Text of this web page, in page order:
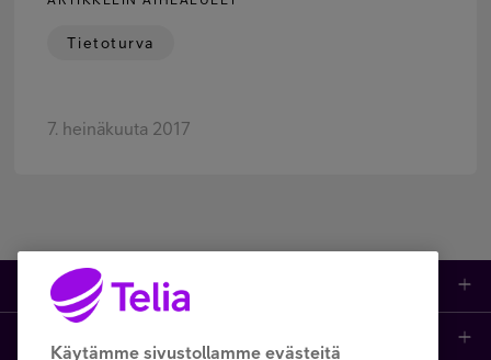
Tietoturva
7. heinäkuuta 2017
Tuotteet
Käytämme sivustollamme evästeitä